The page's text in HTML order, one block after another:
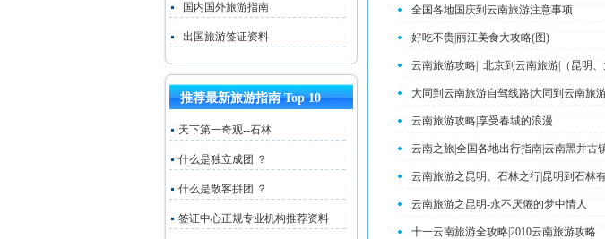
国内国外旅游指南
出国旅游签证资料
推荐最新旅游指南 Top 10
天下第一奇观--石林
什么是独立成团 ？
什么是散客拼团 ？
签证中心正规专业机构推荐资料
全国各地国庆到云南旅游注意事项
好吃不贵|丽江美食大攻略(图)
云南旅游攻略| 北京到云南旅游|（昆明、
大同到云南旅游自驾线路|大同到云南旅
云南旅游攻略|享受春城的浪漫
云南之旅|全国各地出行指南|云南黑井古
云南旅游之昆明、石林之行|昆明到石林
云南旅游之昆明-永不厌倦的梦中情人
十一云南旅游全攻略|2010云南旅游攻略